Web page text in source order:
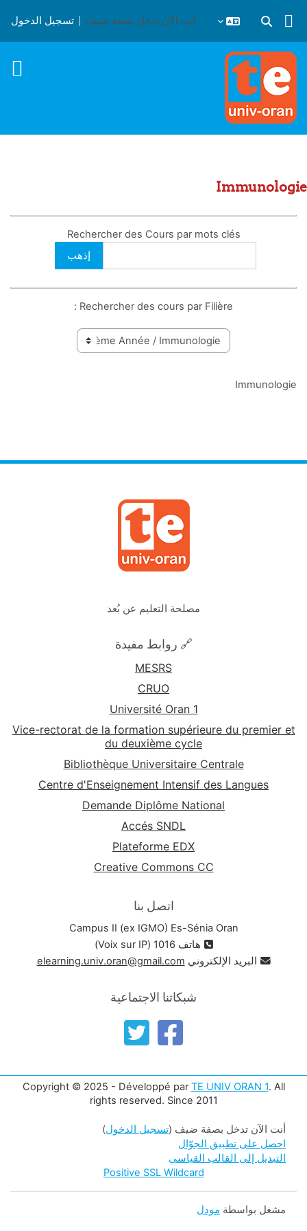
تبديل إدخال البحث
أنت الآن تدخل بصفة ضيف تسجيل الدخول
Immunologie
Rechercher des Cours par mots clés
Rechercher des cours par Filière :
Immunologie
مصلحة التعليم عن بُعد
🔗 روابط مفيدة
MESRS
CRUO
Université Oran 1
Vice-rectorat de la formation supérieure du premier et
du deuxième cycle
Bibliothèque Universitaire Centrale
Centre d'Enseignement Intensif des Langues
Demande Diplôme National
Accés SNDL
Plateforme EDX
Creative Commons CC
اتصل بنا
Campus II (ex IGMO) Es-Sénia Oran
هاتف 1016 (Voix sur IP)
البريد الإلكتروني elearning.univ.oran@gmail.com
شبكاتنا الاجتماعية
Copyright © 2025 - Développé par TE UNIV ORAN 1. All
rights reserved. Since 2011
أنت الآن تدخل بصفة ضيف (تسجيل الدخول)
احصل على تطبيق الجوّال
التبديل إلى القالب القياسي
Positive SSL Wildcard
مشغل بواسطة مودل